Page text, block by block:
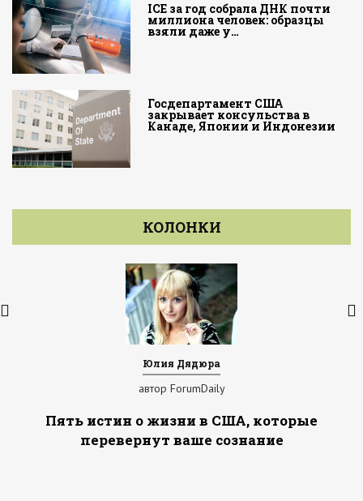
ICE за год собрала ДНК почти
миллиона человек: образцы
взяли даже у…
Госдепартамент США
закрывает консульства в
Канаде, Японии и Индонезии
КОЛОНКИ
Юлия Дядюра
автор ForumDaily
Пять истин о жизни в США, которые
перевернут ваше сознание